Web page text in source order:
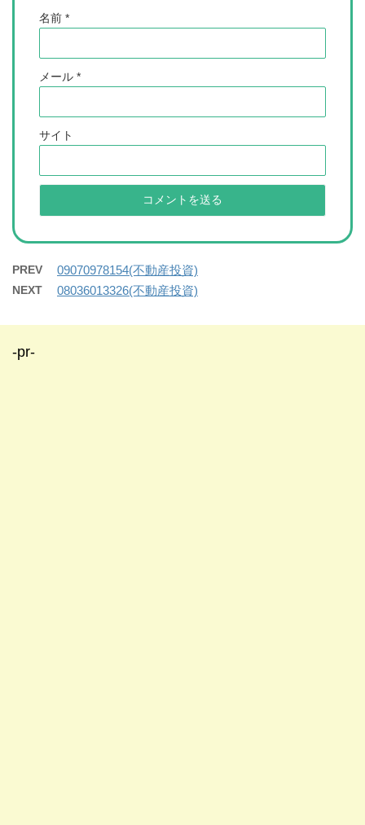
名前 *
メール *
サイト
PREV 09070978154(不動産投資)
NEXT 08036013326(不動産投資)
-pr-